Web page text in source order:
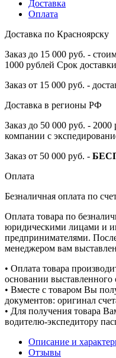
Доставка
Оплата
Доставка по Красноярску
Заказ до 15 000 руб. -
1000 рублей Срок доставки
Заказ от 15 000 руб. -
Доставка в регионы РФ
Заказ до 50 000 руб. -
компании с
Заказ от 50 000 руб. -
Оплата
Безналичная оплата по
Оплата товара по
юридическими лицами и
предпринимателями.
менеджером вам
• Оплата товара
основании выставленного
• Вместе с товаром Вы
документов: оригинал
• Для получения товара
водителю-экспедитору
Описание и
Отзывы